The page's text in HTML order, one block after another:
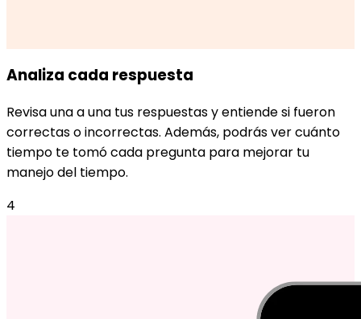
Analiza cada respuesta
Revisa una a una tus respuestas y entiende si fueron
correctas o incorrectas. Además, podrás ver cuánto
tiempo te tomó cada pregunta para mejorar tu
manejo del tiempo.
4